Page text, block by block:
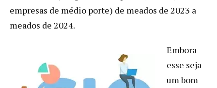
empresas de médio porte) de meados de 2023 a
meados de 2024.
Embora
esse seja
um bom